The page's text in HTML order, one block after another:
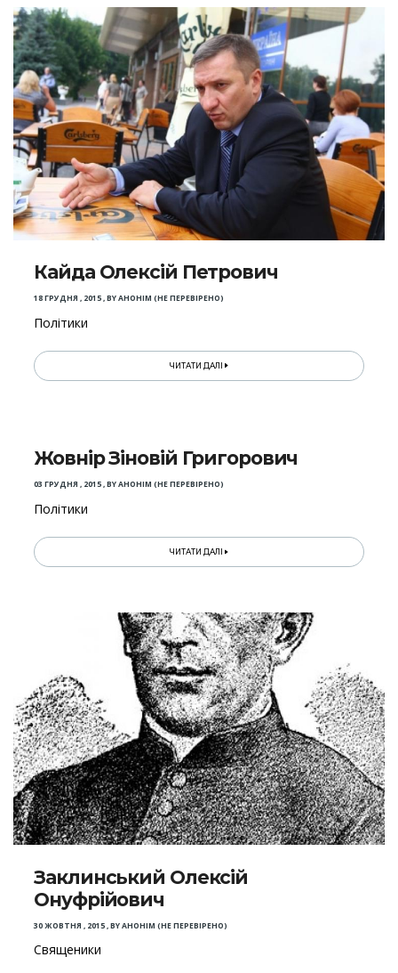
Кайда Олексій Петрович
18 ГРУДНЯ , 2015,BYАНОНІМ (НЕ ПЕРЕВІРЕНО)
Політики
ЧИТАТИ ДАЛІ
Жовнір Зіновій Григорович
03 ГРУДНЯ , 2015,BYАНОНІМ (НЕ ПЕРЕВІРЕНО)
Політики
ЧИТАТИ ДАЛІ
Заклинський Олексій
Онуфрійович
30 ЖОВТНЯ , 2015,BYАНОНІМ (НЕ ПЕРЕВІРЕНО)
Священики